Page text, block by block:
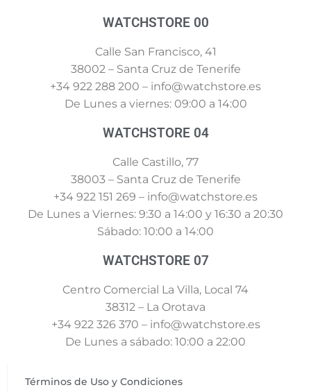
WATCHSTORE 00
Calle San Francisco, 41
38002 – Santa Cruz de Tenerife
+34 922 288 200 – info@watchstore.es
De Lunes a viernes: 09:00 a 14:00
WATCHSTORE 04
Calle Castillo, 77
38003 – Santa Cruz de Tenerife
+34 922 151 269 – info@watchstore.es
De Lunes a Viernes: 9:30 a 14:00 y 16:30 a 20:30
Sábado: 10:00 a 14:00
WATCHSTORE 07
Centro Comercial La Villa, Local 74
38312 – La Orotava
+34 922 326 370 – info@watchstore.es
De Lunes a sábado: 10:00 a 22:00
Términos de Uso y Condiciones